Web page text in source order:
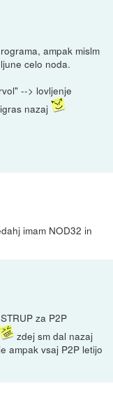
ampak mislm
celo noda.
--> lovljenje
nazaj
imam NOD32 in
za P2P
zdej sm dal nazaj
ampak vsaj P2P letijo